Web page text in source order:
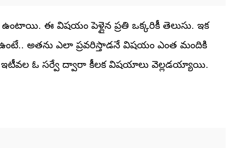
ఈ విషయం పెళ్లైన ప్రతి ఒక్కరికీ తెలుసు. ఇక
ఉంటే.. అతను ఎలా ప్రవరిస్తాడనే విషయం ఎంత మందికి
ఇటీవల ఓ సర్వే ద్వారా కీలక విషయాలు వెల్లడయ్యాయి.